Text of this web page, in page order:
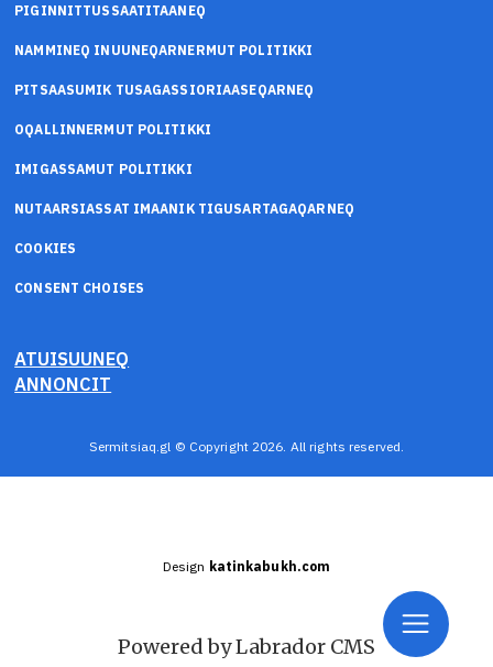
PIGINNITTUSSAATITAANEQ
NAMMINEQ INUUNEQARNERMUT POLITIKKI
PITSAASUMIK TUSAGASSIORIAASEQARNEQ
OQALLINNERMUT POLITIKKI
IMIGASSAMUT POLITIKKI
NUTAARSIASSAT IMAANIK TIGUSARTAGAQARNEQ
COOKIES
CONSENT CHOISES
ATUISUUNEQ
ANNONCIT
Sermitsiaq.gl © Copyright 2026. All rights reserved.
Design katinkabukh.com
Powered by Labrador CMS